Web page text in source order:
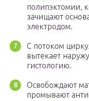
полипэктомии,
зачищают
электродом.
С потоком
вытекает
гистологию.
Освобождают
промывают